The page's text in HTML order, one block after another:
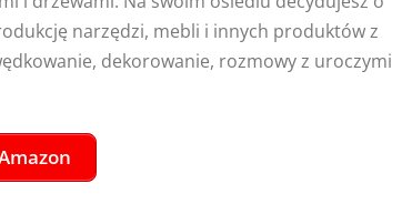
Niebieski/Neon